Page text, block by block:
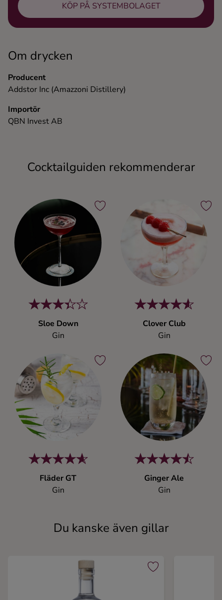
Om drycken
Producent
Addstor Inc (Amazzoni Distillery)
Importör
QBN Invest AB
KÖP PÅ SYSTEMBOLAGET
Cocktailguiden rekommenderar
Sloe Down
Gin
Clover Club
Gin
Fläder GT
Gin
Ginger Ale
Gin
Du kanske även gillar